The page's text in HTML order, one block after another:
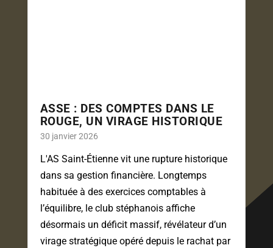
ASSE : DES COMPTES DANS LE
ROUGE, UN VIRAGE HISTORIQUE
30 janvier 2026
L'AS Saint-Étienne vit une rupture historique
dans sa gestion financière. Longtemps
habituée à des exercices comptables à
l’équilibre, le club stéphanois affiche
désormais un déficit massif, révélateur d’un
virage stratégique opéré depuis le rachat par